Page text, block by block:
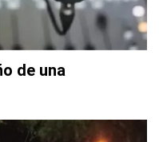
de una